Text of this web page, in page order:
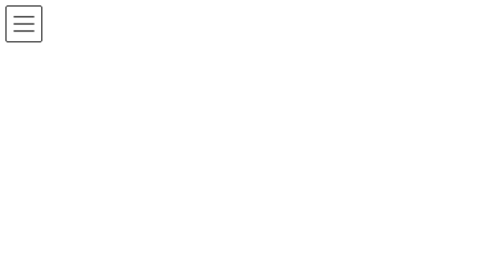
コ
ン
ナ
ビ